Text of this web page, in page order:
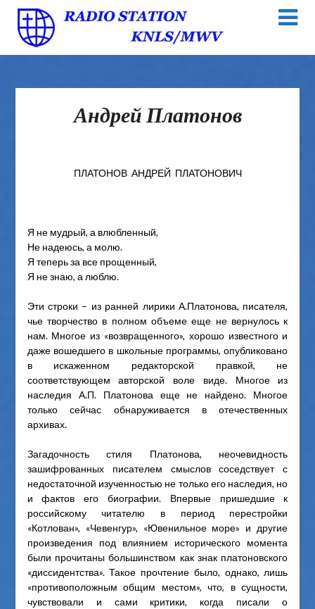
Андрей Платонов
ПЛАТОНОВ АНДРЕЙ ПЛАТОНОВИЧ
Я не мудрый, а влюбленный,
Не надеюсь, а молю.
Я теперь за все прощенный,
Я не знаю, а люблю.
Эти строки – из ранней лирики А.Платонова, писателя,
чье творчество в полном объеме еще не вернулось к
нам. Многое из «возвращенного», хорошо известного и
даже вошедшего в школьные программы, опубликовано
в искаженном редакторской правкой, не
соответствующем авторской воле виде. Многое из
наследия А.П. Платонова еще не найдено. Многое
только сейчас обнаруживается в отечественных
архивах.
Загадочность стиля Платонова, неочевидность
зашифрованных писателем смыслов соседствует с
недостаточной изученностью не только его наследия, но
и фактов его биографии. Впервые пришедшие к
российскому читателю в период перестройки
«Котлован», «Чевенгур», «Ювенильное море» и другие
произведения под влиянием исторического момента
были прочитаны большинством как знак платоновского
«диссидентства». Такое прочтение было, однако, лишь
«противоположным общим местом», что, в сущности,
чувствовали и сами критики, когда писали о